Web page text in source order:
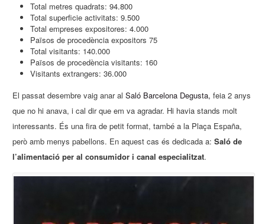
Total metres quadrats: 94.800
Total superficie activitats: 9.500
Total empreses expositores: 4.000
Països de procedència expositors 75
Total visitants: 140.000
Països de procedència visitants: 160
Visitants extrangers: 36.000
El passat desembre vaig anar alSaló Barcelona Degusta, feia 2 anys
que no hi anava, i cal dir que em va agradar. Hi havia stands molt
interessants. És una fira de petit format, també a la Plaça España,
però amb menys pabellons. En aquest cas és dedicada a:Saló de
l’alimentació per al consumidor i canal especialitzat.